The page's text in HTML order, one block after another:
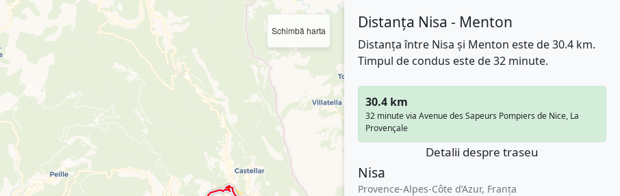
Schimbă harta Distanța Nisa - Menton
Distanța între Nisa și Menton este de 30.4 km.
Timpul de condus este de 32 minute.
30.4 km
32 minute via Avenue des Sapeurs Pompiers de Nice, La
Provençale
Detalii despre traseu
Nisa
Provence-Alpes-Côte d’Azur, Franţa